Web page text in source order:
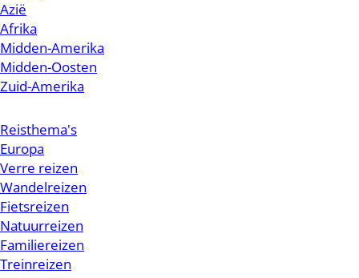
Azië
Afrika
Midden-Amerika
Midden-Oosten
Zuid-Amerika
Reisthema's
Europa
Verre reizen
Wandelreizen
Fietsreizen
Natuurreizen
Familiereizen
Treinreizen